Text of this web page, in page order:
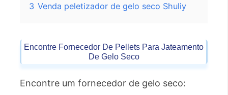
3 Venda peletizador de gelo seco Shuliy
Encontre Fornecedor De Pellets Para Jateamento
De Gelo Seco
Encontre um fornecedor de gelo seco: